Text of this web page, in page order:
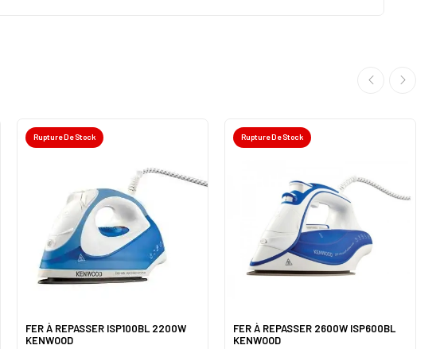
Rupture De Stock
FER À REPASSER ISP100BL 2200W
KENWOOD
Rupture De Stock
FER À REPASSER 2600W ISP600BL
KENWOOD